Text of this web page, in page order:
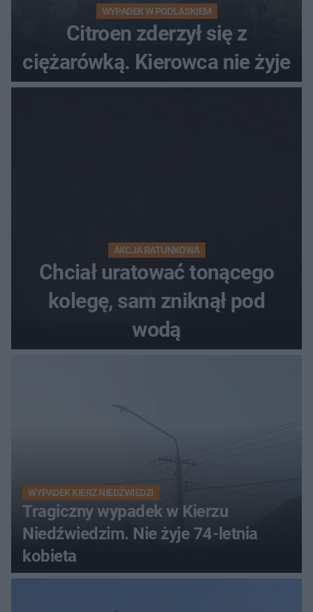
WYPADEK W PODLASKIEM
Citroen zderzył się z
ciężarówką. Kierowca nie żyje
AKCJA RATUNKOWA
Chciał uratować tonącego
kolegę, sam zniknął pod
wodą
WYPADEK KIERZ NIEDŹWIEDZI
Tragiczny wypadek w Kierzu
Niedźwiedzim. Nie żyje 74-letnia
kobieta